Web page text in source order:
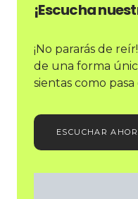
¡Escucha
¡No pararás de
de una forma
sientas como
ESCUCHAR